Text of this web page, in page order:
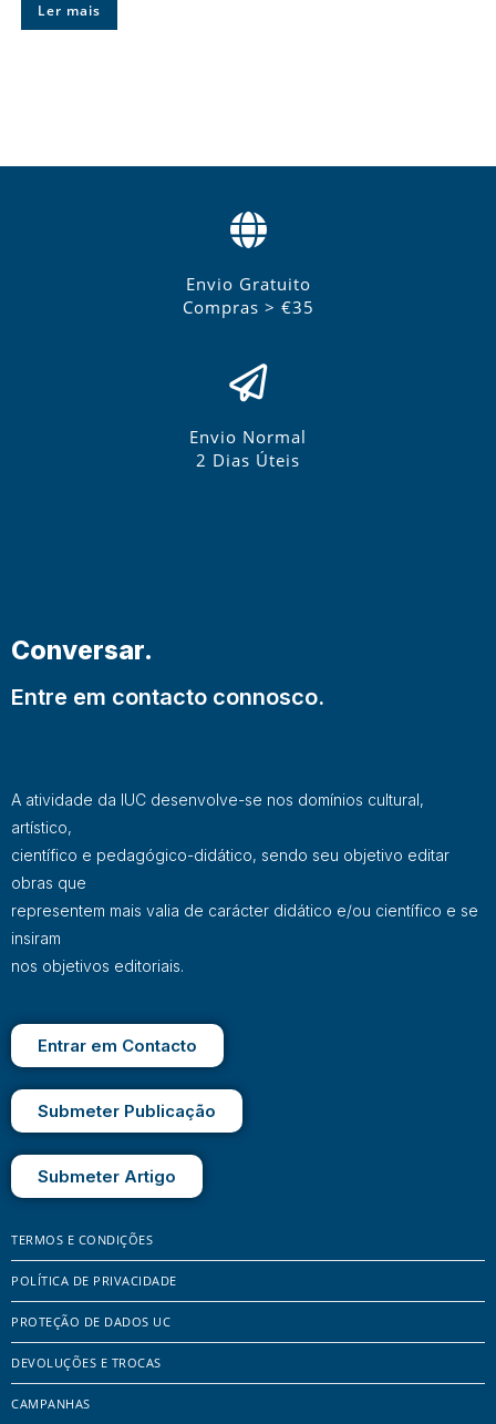
Ler mais
Envio Gratuito
Compras > €35
Envio Normal
2 Dias Úteis
Conversar.
Entre em contacto connosco.
A atividade da IUC desenvolve-se nos domínios cultural,
artístico,
científico e pedagógico-didático, sendo seu objetivo editar
obras que
representem mais valia de carácter didático e/ou científico e se
insiram
nos objetivos editoriais.
Entrar em Contacto
Submeter Publicação
Submeter Artigo
TERMOS E CONDIÇÕES
POLÍTICA DE PRIVACIDADE
PROTEÇÃO DE DADOS UC
DEVOLUÇÕES E TROCAS
CAMPANHAS